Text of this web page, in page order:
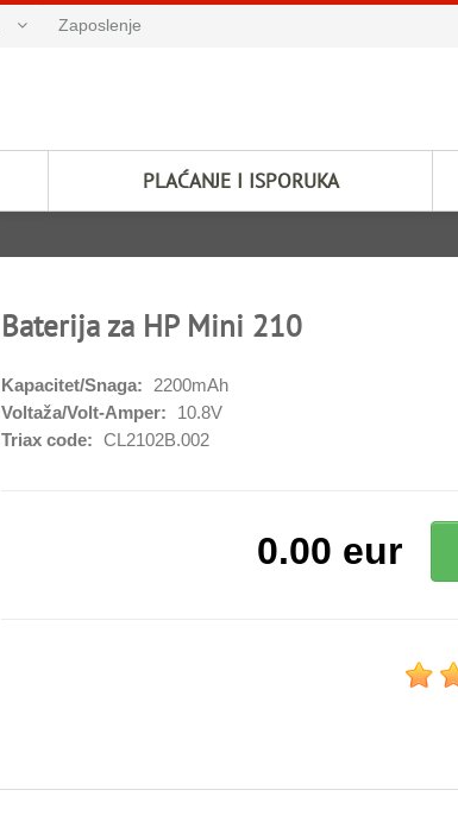
Zaposlenje
PLAĆANJE I ISPORUKA
Baterija za HP Mini 210
Kapacitet/Snaga:
2200mAh
Voltaža/Volt-Amper:
10.8V
Triax code: CL2102B.002
0.00 eur